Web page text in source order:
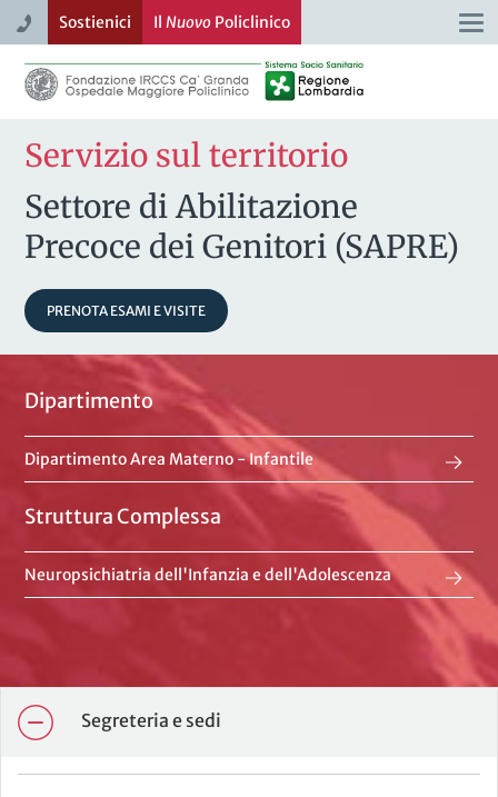
Sostienici Il NuovoPoliclinico
Servizio sul territorio
Settore di Abilitazione
Precoce dei Genitori (SAPRE)
PRENOTA ESAMI E VISITE
Dipartimento
Dipartimento Area Materno - Infantile
Struttura Complessa
Neuropsichiatria dell'Infanzia e dell'Adolescenza
Segreteria e sedi